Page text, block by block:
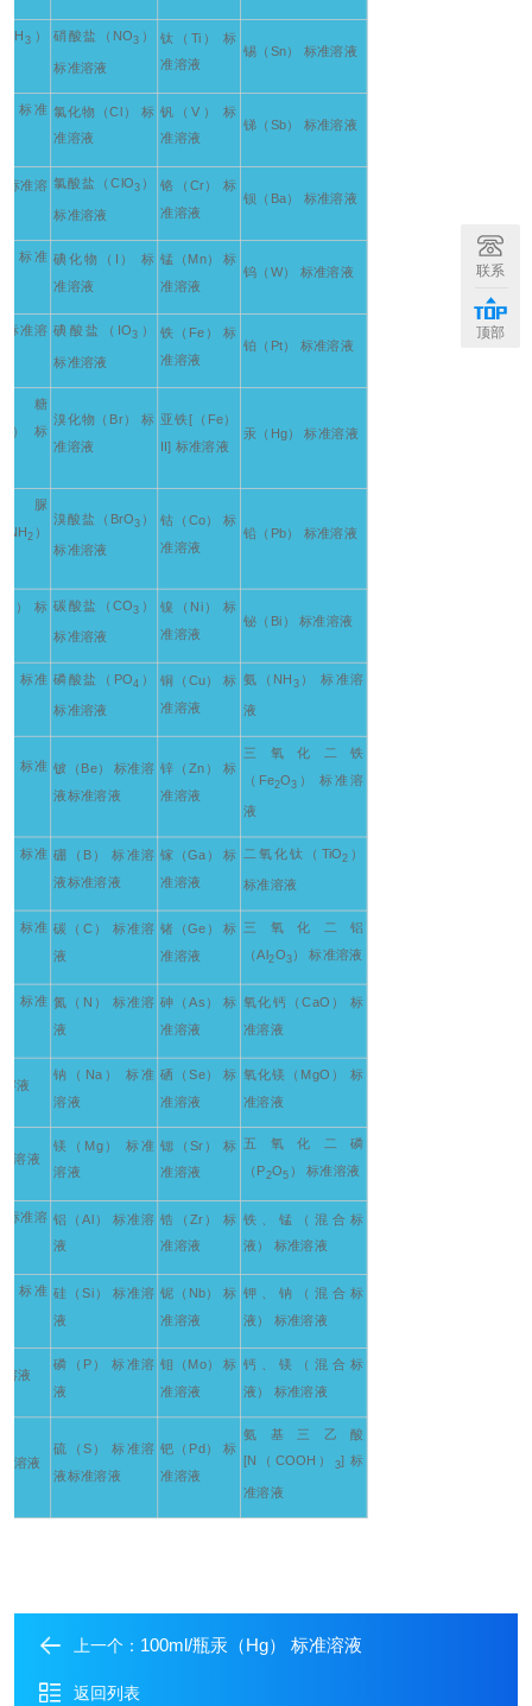
3 ） 硝酸盐（NO3 ）
标准溶液
钛（Ti） 标
准溶液
锡（Sn） 标准溶液
标准 氯化物（Cl） 标
准溶液
钒（V） 标
准溶液
锑（Sb） 标准溶液
标准溶 氯酸盐（ClO3 ）
标准溶液
铬（Cr） 标
准溶液
钡（Ba） 标准溶液
） 标准 碘化物（I） 标
准溶液
锰（Mn） 标
准溶液
钨（W） 标准溶液
标准溶 碘酸盐（IO3 ）
标准溶液
铁（Fe） 标
准溶液
铂（Pt） 标准溶液
O） 标
溴化物（Br） 标
准溶液
亚铁[（Fe）
II] 标准溶液
汞（Hg） 标准溶液
2 ）
溴酸盐（BrO3 ）
标准溶液
钴（Co） 标
准溶液
铅（Pb） 标准溶液
） 标 碳酸盐（CO3 ）
标准溶液
镍（Ni） 标
准溶液
铋（Bi） 标准溶液
） 标准 磷酸盐（PO4 ）
标准溶液
铜（Cu） 标
准溶液
氨（NH3 ） 标准溶
液
） 标准 铍（Be） 标准溶
液标准溶液
锌（Zn） 标
准溶液
三氧化二铁
（Fe2O3 ） 标准溶
液
） 标准 硼（B） 标准溶
液标准溶液
镓（Ga） 标
准溶液
二氧化钛（TiO2 ）
标准溶液
） 标准 碳（C） 标准溶
液
锗（Ge） 标
准溶液
三氧化二铝
（Al2O3） 标准溶液
） 标准 氮（N） 标准溶
液
砷（As） 标
准溶液
氧化钙（CaO） 标
准溶液
溶液
钠（Na） 标准
溶液
硒（Se） 标
准溶液
氧化镁（MgO） 标
准溶液
溶液
镁（Mg） 标准
溶液
锶（Sr） 标
准溶液
五氧化二磷
（P2O5 ） 标准溶液
标准溶 铝（Al） 标准溶
液
锆（Zr） 标
准溶液
铁、锰（混合标
液） 标准溶液
标准 硅（Si） 标准溶
液
铌（Nb） 标
准溶液
钾、钠（混合标
液） 标准溶液
溶液
磷（P） 标准溶
液
钼（Mo） 标
准溶液
钙、镁（混合标
液） 标准溶液
溶液
硫（S） 标准溶
液标准溶液
钯（Pd） 标
准溶液
氨基三乙酸
[N（COOH）3] 标
准溶液
上一个： 100ml/瓶汞（Hg） 标准溶液
返回列表
联系
顶部